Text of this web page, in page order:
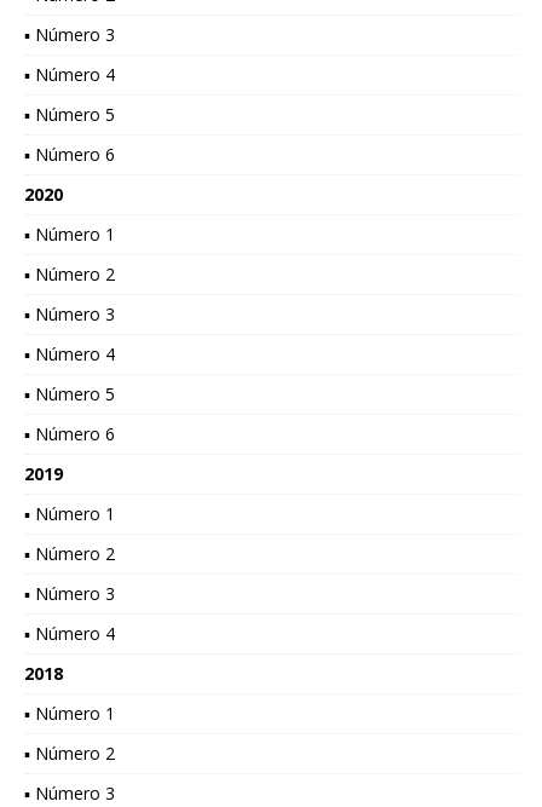
▪ Número 3
▪ Número 4
▪ Número 5
▪ Número 6
2020
▪ Número 1
▪ Número 2
▪ Número 3
▪ Número 4
▪ Número 5
▪ Número 6
2019
▪ Número 1
▪ Número 2
▪ Número 3
▪ Número 4
2018
▪ Número 1
▪ Número 2
▪ Número 3